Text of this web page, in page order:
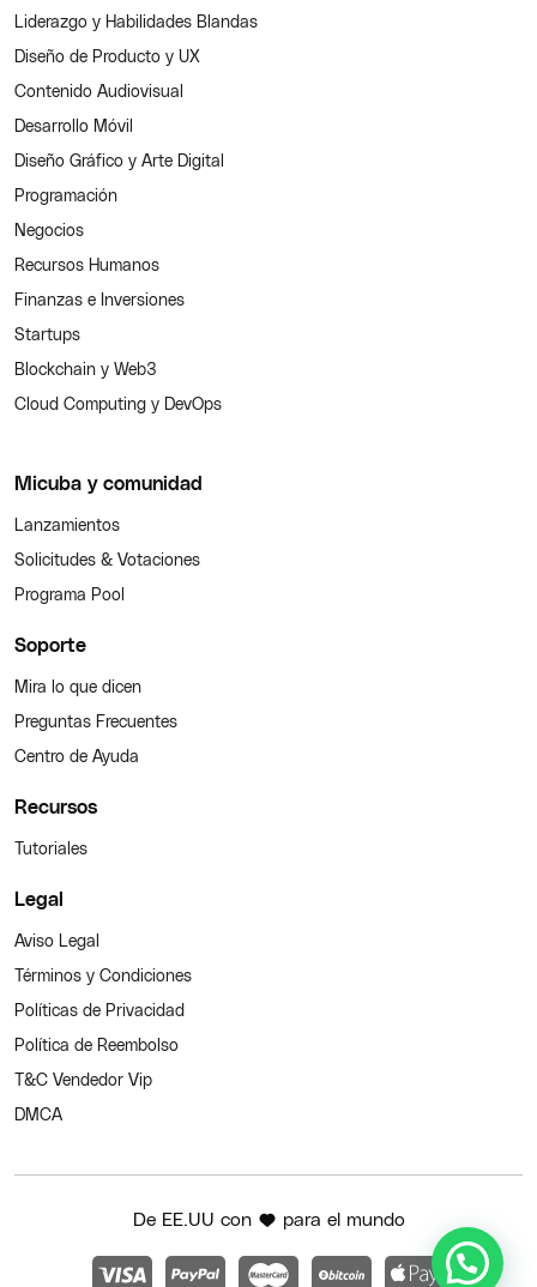
Liderazgo y Habilidades Blandas
Diseño de Producto y UX
Contenido Audiovisual
Desarrollo Móvil
Diseño Gráfico y Arte Digital
Programación
Negocios
Recursos Humanos
Finanzas e Inversiones
Startups
Blockchain y Web3
Cloud Computing y DevOps
Micuba y comunidad
Lanzamientos
Solicitudes & Votaciones
Programa Pool
Soporte
Mira lo que dicen
Preguntas Frecuentes
Centro de Ayuda
Recursos
Tutoriales
Legal
Aviso Legal
Términos y Condiciones
Políticas de Privacidad
Política de Reembolso
T&C Vendedor Vip
DMCA
De EE.UU con para el mundo